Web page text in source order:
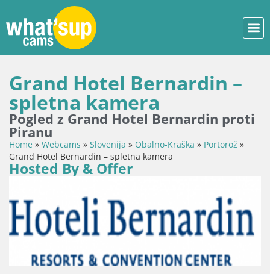
Grand Hotel Bernardin –
spletna kamera
Pogled z Grand Hotel Bernardin proti
Piranu
Home » Webcams » Slovenija » Obalno-Kraška » Portorož »
Grand Hotel Bernardin – spletna kamera
Hosted By & Offer